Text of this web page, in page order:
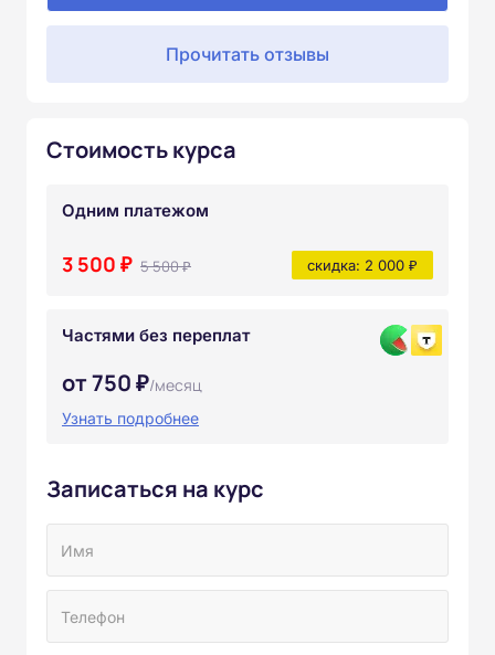
Прочитать отзывы
Стоимость курса
Одним платежом
3 500 ₽ 5 500 ₽ скидка: 2 000 ₽
Частями без переплат
от 750 ₽/месяц
Узнать подробнее
Записаться на курс